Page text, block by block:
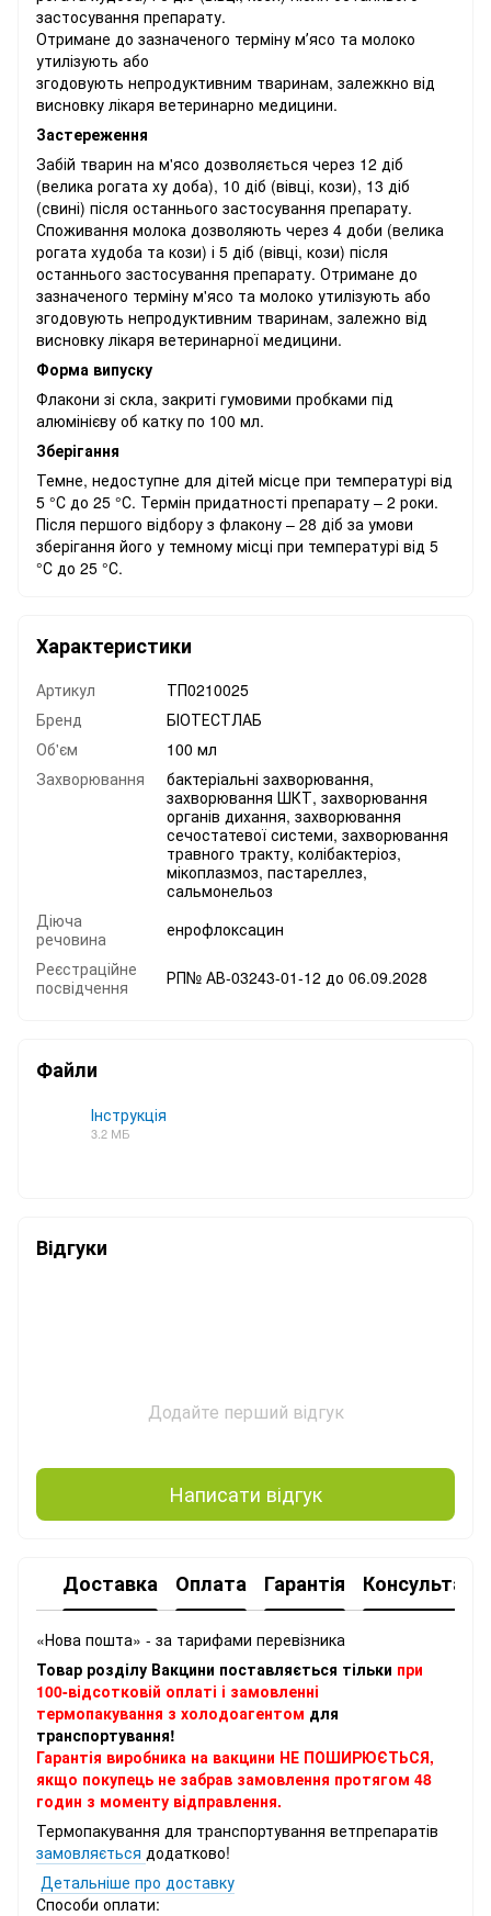
застосування препарату.
Отримане до зазначеного терміну мʼясо та молоко
утилізують або
згодовують непродуктивним тваринам, залежкно від
висновку лікаря ветеринарно медицини.
Застереження
Забій тварин на м'ясо дозволяється через 12 діб
(велика рогата ху доба), 10 діб (вівці, кози), 13 діб
(свині) після останнього застосування препарату.
Споживання молока дозволяють через 4 доби (велика
рогата худоба та кози) і 5 діб (вівці, кози) після
останнього застосування препарату. Отримане до
зазначеного терміну м'ясо та молоко утилізують або
згодовують непродуктивним тваринам, залежно від
висновку лікаря ветеринарної медицини.
Форма випуску
Флакони зі скла, закриті гумовими пробками під
алюмінієву об катку по 100 мл.
Зберігання
Темне, недоступне для дітей місце при температурі від
5 °С до 25 °С. Термін придатності препарату – 2 роки.
Після першого відбору з флакону – 28 діб за умови
зберігання його у темному місці при температурі від 5
°С до 25 °С.
Характеристики
Артикул
ТП0210025
Бренд
БІОТЕСТЛАБ
Об'єм
100 мл
Захворювання
бактеріальні захворювання,
захворювання ШКТ, захворювання
органів дихання, захворювання
сечостатевої системи, захворювання
травного тракту, колібактеріоз,
мікоплазмоз, пастареллез,
сальмонельоз
Діюча
речовина
енрофлоксацин
Реєстраційне
посвідчення
РП№ АВ-03243-01-12 до 06.09.2028
Файли
Інструкція
3.2 МБ
Відгуки
Додайте перший відгук
Написати відгук
Доставка Оплата Гарантія Консультація
«Нова пошта» - за тарифами перевізника
Товар розділу Вакцини поставляється тільки при
100-відсотковій оплаті і замовленні
термопакування з холодоагентом для
транспортування!
Гарантія виробника на вакцини НЕ ПОШИРЮЄТЬСЯ,
якщо покупець не забрав замовлення протягом 48
годин з моменту відправлення.
Термопакування для транспортування ветпрепаратів
замовляється додатково!
Детальніше про доставку
Способи оплати: